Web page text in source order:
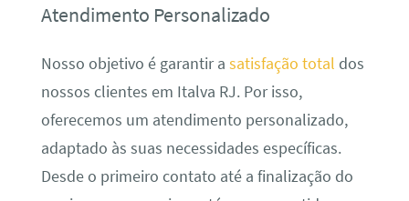
Atendimento Personalizado
Nosso objetivo é garantir a satisfação total dos
nossos clientes em Italva RJ. Por isso,
oferecemos um atendimento personalizado,
adaptado às suas necessidades específicas.
Desde o primeiro contato até a finalização do